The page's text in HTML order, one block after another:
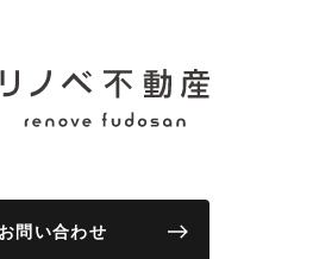
お問い合わせ